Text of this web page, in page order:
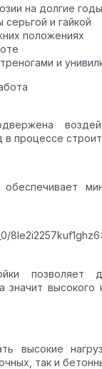
на долгие годы
и гайкой
положениях
и
процессе
обеспечивает
позволяет
значит высокого
высокие
так и